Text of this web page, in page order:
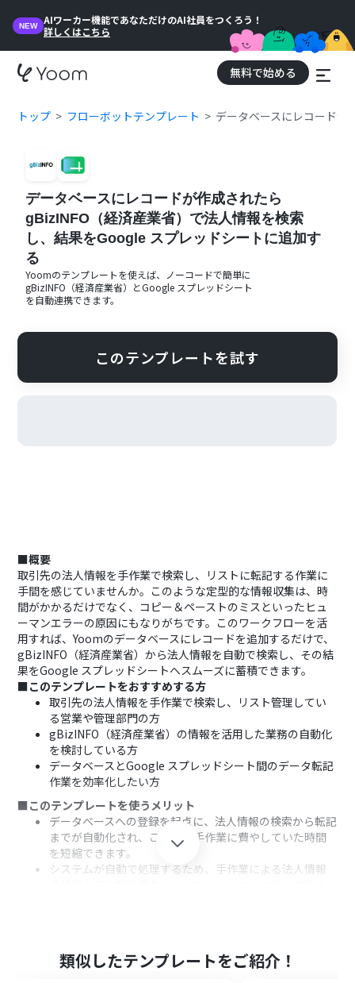
NEW
AIワーカー機能であなただけのAI社員をつくろう！
詳しくはこちら
無料で始める
トップ フローボットテンプレート データベースにレコード
データベースにレコードが作成されたら
gBizINFO（経済産業省）で法人情報を検索
し、結果をGoogle スプレッドシートに追加す
る
Yoomのテンプレートを使えば、ノーコードで簡単に
gBizINFO（経済産業省） とGoogle スプレッドシート
を自動連携できます。
このテンプレートを試す
■概要
取引先の法人情報を手作業で検索し、リストに転記する作業に
手間を感じていませんか。このような定型的な情報収集は、時
間がかかるだけでなく、コピー＆ペーストのミスといったヒュ
ーマンエラーの原因にもなりがちです。このワークフローを活
用すれば、Yoomのデータベースにレコードを追加するだけで、
gBizINFO（経済産業省）から法人情報を自動で検索し、その結
果をGoogle スプレッドシートへスムーズに蓄積できます。
■このテンプレートをおすすめする方
取引先の法人情報を手作業で検索し、リスト管理してい
る営業や管理部門の方
gBizINFO（経済産業省）の情報を活用した業務の自動化
を検討している方
データベースとGoogle スプレッドシート間のデータ転記
作業を効率化したい方
■このテンプレートを使うメリット
データベースへの登録を起点に、法人情報の検索から転記
までが自動化され、これまで手作業に費やしていた時間
を短縮できます。
システムが自動で処理するため、手作業による法人情報
ドシートをYoomと連携します。
次に、トリガーでデータベーストリガー機能を選択し、
類似したテンプレートをご紹介！